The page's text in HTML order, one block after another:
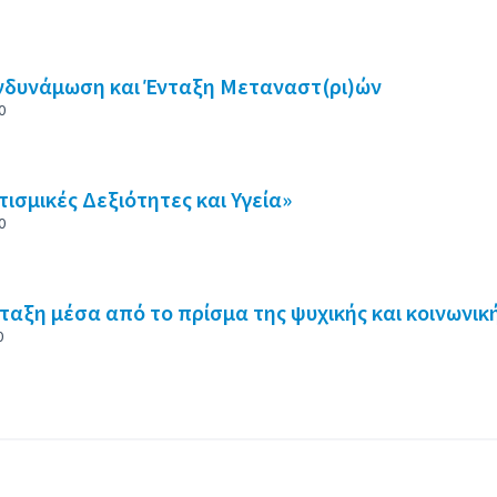
τα στοιχεία αυτής της σελίδας ως σημεία
και Ένταξη Μεταναστ(ρι)ών
Δεξιότητες και Υγεία»
μέσα από το πρίσμα της ψυχικής και